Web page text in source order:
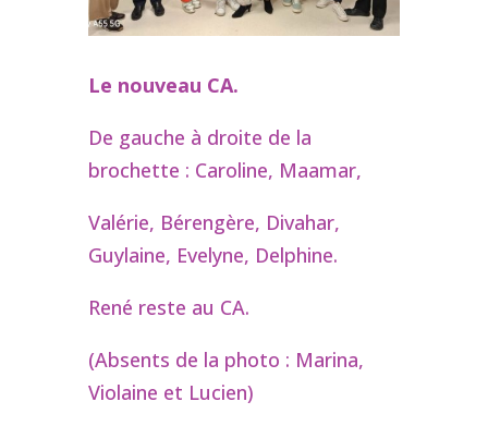
Le nouveau CA.
De gauche à droite de la
brochette : Caroline, Maamar,
Valérie, Bérengère, Divahar,
Guylaine, Evelyne, Delphine.
René reste au CA.
(Absents de la photo : Marina,
Violaine et Lucien)